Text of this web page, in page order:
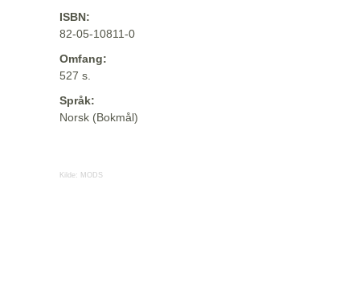
ISBN:
82-05-10811-0
Omfang:
527 s.
Språk:
Norsk (Bokmål)
Kilde: MODS